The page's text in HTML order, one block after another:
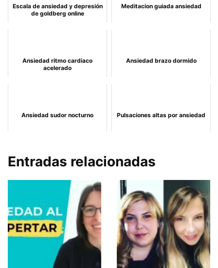
Escala de ansiedad y depresión
de goldberg online
Meditacion guiada ansiedad
Ansiedad ritmo cardiaco
acelerado
Ansiedad brazo dormido
Ansiedad sudor nocturno Pulsaciones altas por ansiedad
Entradas relacionadas